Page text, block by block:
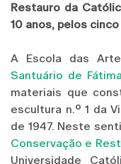
Restauro da
10 anos, pelos
A Escola das
Santuário de
materiais que
escultura n.º 1 da
de 1947. Neste
Conservação e
Universidade